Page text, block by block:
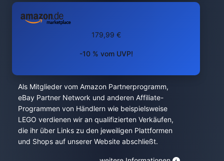
179,99 €
-10 % vom UVP!
Als Mitglieder vom Amazon Partnerprogramm,
eBay Partner Network und anderen Affiliate-
Programmen von Händlern wie beispielsweise
LEGO verdienen wir an qualifizierten Verkäufen,
die ihr über Links zu den jeweiligen Plattformen
und Shops auf unserer Website abschließt.